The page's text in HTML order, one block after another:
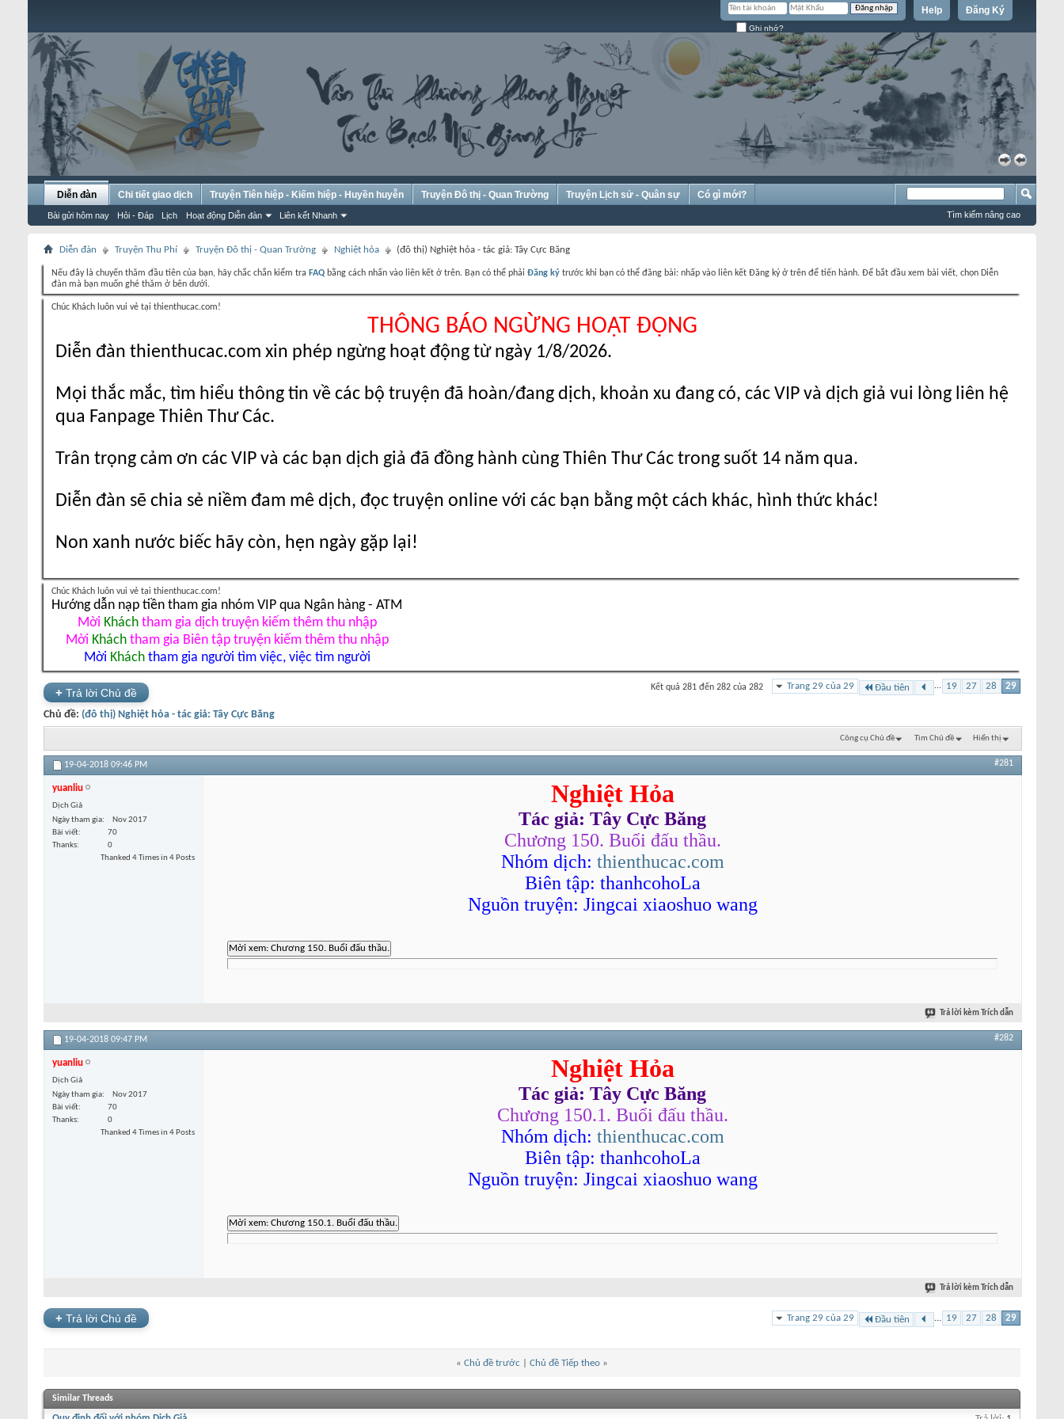
Đăng Ký
Help
Ghi nhớ?
«
»
Diễn đàn
Bài gửi hôm nay Hỏi - Đáp Lịch Hoạt động Diễn đàn Liên kết Nhanh
Chi tiết giao dịch Truyện Tiên hiệp - Kiếm hiệp - Huyền huyễn Truyện Đô thị - Quan Trường Truyện Lịch sử - Quân sự Có gì mới?
Tìm kiếm nâng cao
Diễn đàn Truyện Thu Phí Truyện Đô thị - Quan Trường Nghiệt hỏa (đô thị) Nghiệt hỏa - tác giả: Tây Cực Băng
Nếu đây là chuyến thăm đầu tiên của bạn, hãy chắc chắn kiểm tra FAQ bằng cách nhấn vào liên kết ở trên. Bạn có thể phải Đăng ký trước khi bạn có thể đăng bài: nhấp vào liên kết Đăng ký ở trên để tiến hành. Để bắt đầu xem bài viết, chọn Diễn
đàn mà bạn muốn ghé thăm ở bên dưới.
Chúc Khách luôn vui vẻ tại thienthucac.com!
THÔNG BÁO NGỪNG HOẠT ĐỘNG
Diễn đàn thienthucac.com xin phép ngừng hoạt động từ ngày 1/8/2026.
Mọi thắc mắc, tìm hiểu thông tin về các bộ truyện đã hoàn/đang dịch, khoản xu đang có, các VIP và dịch giả vui lòng liên hệ
qua Fanpage Thiên Thư Các.
Trân trọng cảm ơn các VIP và các bạn dịch giả đã đồng hành cùng Thiên Thư Các trong suốt 14 năm qua.
Diễn đàn sẽ chia sẻ niềm đam mê dịch, đọc truyện online với các bạn bằng một cách khác, hình thức khác!
Non xanh nước biếc hãy còn, hẹn ngày gặp lại!
Chúc Khách luôn vui vẻ tại thienthucac.com!
Hướng dẫn nạp tiền tham gia nhóm VIP qua Ngân hàng - ATM
Mời Kháchtham gia dịch truyện kiếm thêm thu nhập
Mời Kháchtham gia Biên tập truyện kiếm thêm thu nhập
Mời Kháchtham gia người tìm việc, việc tìm người
+ Trả lời Chủ đề
Trang 29 của 29 Đầu tiên ... 19 27 28 29
Kết quả 281 đến 282 của 282
Chủ đề: (đô thị) Nghiệt hỏa - tác giả: Tây Cực Băng
Công cụ Chủ đề Tìm Chủ đề Hiển thị
19-04-2018 09:46 PM #281
yuanliu
Dịch Giả
Ngày tham gia
Nov 2017
Bài viết
70
Thanks
0
Thanked 4 Times in 4 Posts
Nghiệt Hỏa
Tác giả: Tây Cực Băng
Chương 150. Buổi đấu thầu.
Nhóm dịch: thienthucac.com
Biên tập: thanhcohoLa
Nguồn truyện: Jingcai xiaoshuo wang
Trả lời kèm Trích dẫn
19-04-2018 09:47 PM #282
yuanliu
Dịch Giả
Ngày tham gia
Nov 2017
Bài viết
70
Thanks
0
Thanked 4 Times in 4 Posts
Nghiệt Hỏa
Tác giả: Tây Cực Băng
Chương 150.1. Buổi đấu thầu.
Nhóm dịch: thienthucac.com
Biên tập: thanhcohoLa
Nguồn truyện: Jingcai xiaoshuo wang
Trả lời kèm Trích dẫn
+ Trả lời Chủ đề Trang 29 của 29 Đầu tiên 19 27 28 29
« Chủ đề trước Chủ đề Tiếp theo »
Similar Threads